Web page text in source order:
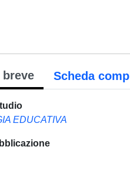
breve Scheda
EDUCATIVA